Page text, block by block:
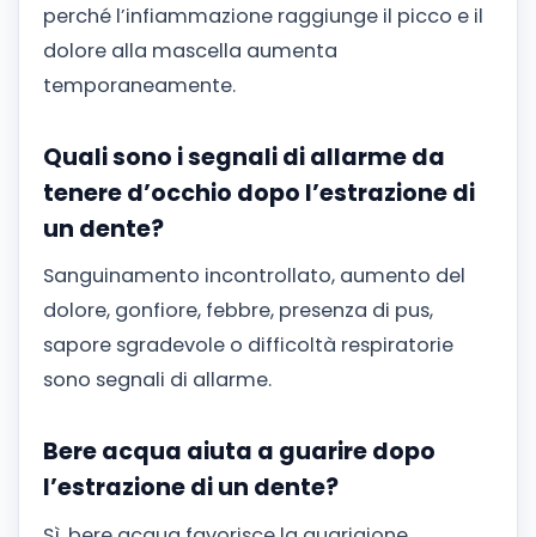
perché l’infiammazione raggiunge il picco e il
dolore alla mascella aumenta
temporaneamente.
Quali sono i segnali di allarme da
tenere d’occhio dopo l’estrazione di
un dente?
Sanguinamento incontrollato, aumento del
dolore, gonfiore, febbre, presenza di pus,
sapore sgradevole o difficoltà respiratorie
sono segnali di allarme.
Bere acqua aiuta a guarire dopo
l’estrazione di un dente?